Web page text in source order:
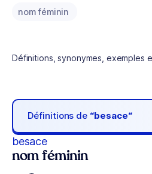
nom féminin
Définitions, synonymes, exemples
Définitions de “besace“
besace
nom féminin